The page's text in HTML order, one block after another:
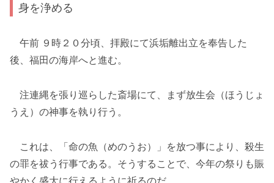
身を浄める
午前 ９時２０分頃、拝殿にて浜垢離出立を奉告した
後、福田の海岸へと進む。
注連縄を張り巡らした斎場にて、まず放生会（ほうじょ
うえ）の神事を執り行う。
これは、「命の魚（めのうお）」を放つ事により、殺生
の罪を祓う行事である。そうすることで、今年の祭りも賑
やかく盛大に行えるように祈るのだ。